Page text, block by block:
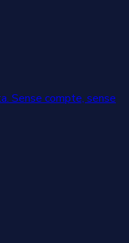
Sense compte, sense